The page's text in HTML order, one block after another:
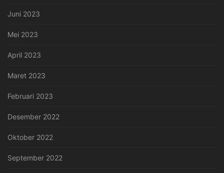
Juni 2023
Mei 2023
April 2023
Maret 2023
Februari 2023
Desember 2022
Oktober 2022
September 2022